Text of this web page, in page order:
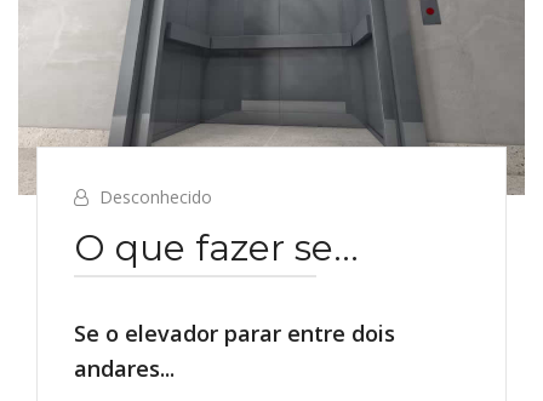
Desconhecido
O que fazer se...
Se o elevador parar entre dois
andares...